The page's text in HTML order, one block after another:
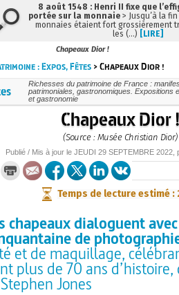
Chapeaux Dior !
: Expos, Fêtes > Chapeaux Dior !
Richesses du patrimoine de France :
patrimoniales, gastronomiques. Expositions
et gastronomie
Chapeaux Dior !
(Source : Musée Christian Dior)
Publié / Mis à jour le JEUDI 29 SEPTEMBRE 2022
Temps de lecture estimé :
chapeaux dialoguent
de
et de maquillage,
plus de 70 ans
Jones
8 août 1548 : Henri II fixe que
portée sur la monnaie > Jusqu’à la
monnaies étaient fort grossièrement
les (…) [LIRE]